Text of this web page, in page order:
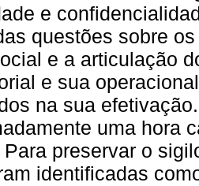
e
questões sobre
e a articulação
e sua
na sua
uma hora
preservar o
identificadas